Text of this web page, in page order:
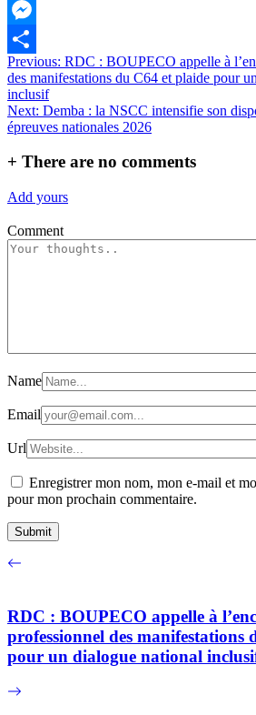
WhatsApp
Messenger
Partager
Navigation
de
l’article
Previous: RDC : BOUPECO appelle à
des manifestations du C64 et plaide pour
inclusif
Next: Demba : la NSCC intensifie son
épreuves nationales 2026
+ There are no comments
Add yours
Comment
Name
Email
Url
Enregistrer mon nom, mon e-mail et
pour mon prochain commentaire.
RDC : BOUPECO appelle à
professionnel des manifestations
pour un dialogue national